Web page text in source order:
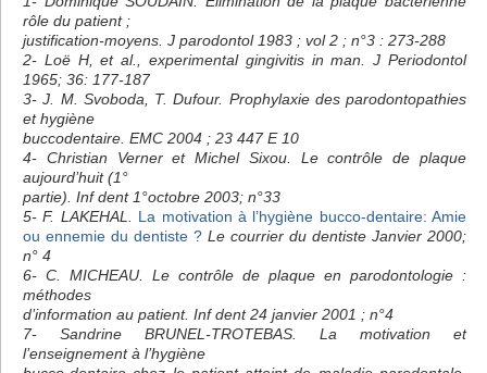
rôle du patient ;
justification-moyens. J parodontol 1983 ; vol 2 ; n°3 : 273-288
2- Loë H, et al., experimental gingivitis in man. J Periodontol
1965; 36: 177-187
3- J. M. Svoboda, T. Dufour. Prophylaxie des parodontopathies
et hygiène
buccodentaire. EMC 2004 ; 23 447 E 10
4- Christian Verner et Michel Sixou. Le contrôle de plaque
aujourd’huit (1°
partie). Inf dent 1°octobre 2003; n°33
5- F. LAKEHAL. La motivation à l’hygiène bucco-dentaire: Amie
ou ennemie du dentiste ? Le courrier du dentiste Janvier 2000;
n° 4
6- C. MICHEAU. Le contrôle de plaque en parodontologie :
méthodes
d’information au patient. Inf dent 24 janvier 2001 ; n°4
7- Sandrine BRUNEL-TROTEBAS. La motivation et
l’enseignement à l’hygiène